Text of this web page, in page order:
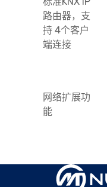
路由器，支
持 4个客户
端连接
网络扩展功
能